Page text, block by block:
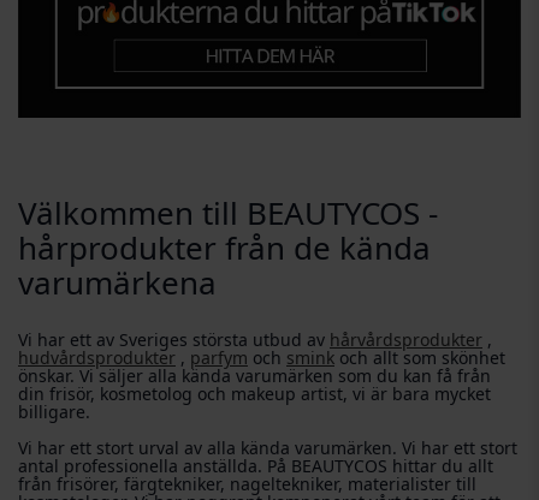
Välkommen till BEAUTYCOS -
hårprodukter från de kända
varumärkena
Vi har ett av Sveriges största utbud av hårvårdsprodukter ,
hudvårdsprodukter , parfym och smink och allt som skönhet
önskar. Vi säljer alla kända varumärken som du kan få från
din frisör, kosmetolog och makeup artist, vi är bara mycket
billigare.
Vi har ett stort urval av alla kända varumärken. Vi har ett stort
antal professionella anställda. På BEAUTYCOS hittar du allt
från frisörer, färgtekniker, nageltekniker, materialister till